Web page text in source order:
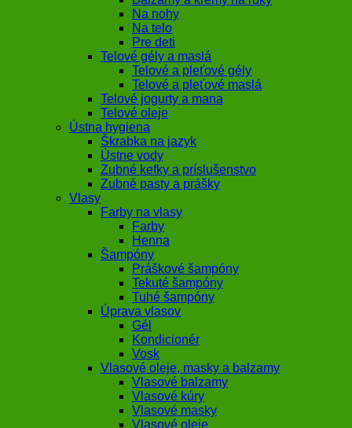
Na nohy
Na telo
Pre deti
Telové gély a maslá
Telové a pleťové gély
Telové a pleťové maslá
Telové jogurty a mana
Telové oleje
Ústna hygiena
Škrabka na jazyk
Ústne vody
Zubné kefky a príslušenstvo
Zubné pasty a prášky
Vlasy
Farby na vlasy
Farby
Henna
Šampóny
Práškové šampóny
Tekuté šampóny
Tuhé šampóny
Úprava vlasov
Gél
Kondicionér
Vosk
Vlasové oleje, masky a balzamy
Vlasové balzamy
Vlasové kúry
Vlasové masky
Vlasové oleje